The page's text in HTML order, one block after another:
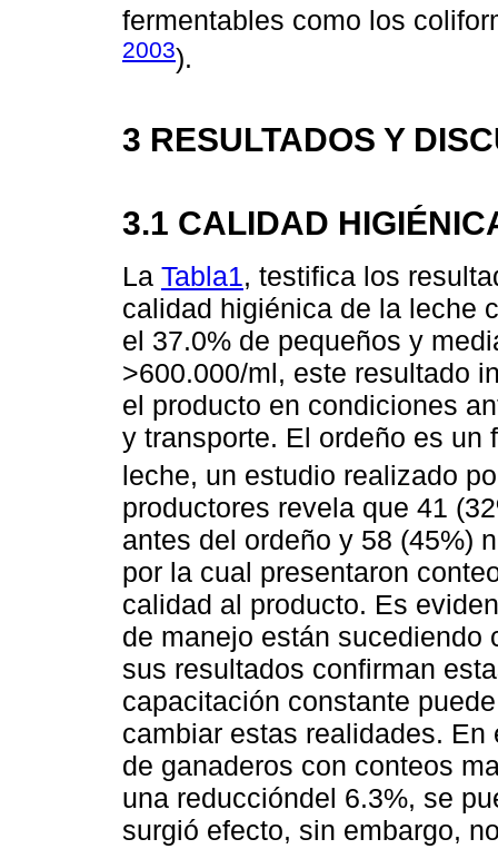
fermentables como los
2003).
3 RESULTADOS Y
3.1 CALIDAD
La Tabla1, testifica los
calidad higiénica de la leche
el 37.0% de pequeños y
>600.000/ml, este resultado
el producto en condiciones
y transporte. El ordeño es un
leche, un estudio realizado
productores revela que 41
antes del ordeño y 58 (45%)
por la cual presentaron
calidad al producto. Es
de manejo están sucediendo
sus resultados confirman
capacitación constante
cambiar estas realidades.
de ganaderos con conteos
una reduccióndel 6.3%, se
surgió efecto, sin embargo,